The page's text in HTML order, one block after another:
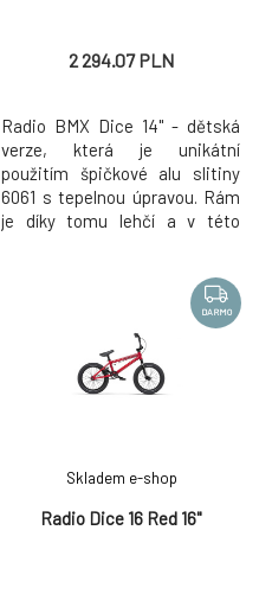
2 294.07 PLN
Radio BMX Dice 14" - dětská
verze, která je unikátní
použitím špičkové alu slitiny
6061 s tepelnou úpravou. Rám
je díky tomu lehčí a v této
odladěny pro juniorské jezdce.
Univerzální freestyle střední
úrovně - kvalitní rám, moderní
geometrie, kvalitní výbava za
super cenu. Ra
DARMO
Radio Dice 16 Red 16"
Skladem e-shop